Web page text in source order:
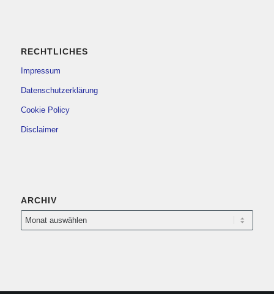
RECHTLICHES
Impressum
Datenschutzerklärung
Cookie Policy
Disclaimer
ARCHIV